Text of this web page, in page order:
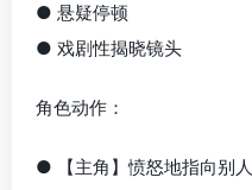
● 悬疑停顿
● 戏剧性揭晓镜头
角色动作：
● 【主角】愤怒地指向别人